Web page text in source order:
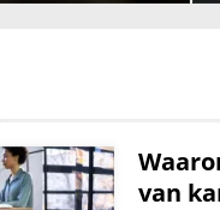
van